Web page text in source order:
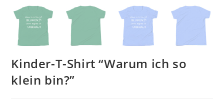
Kinder-T-Shirt “Warum ich so
klein bin?”